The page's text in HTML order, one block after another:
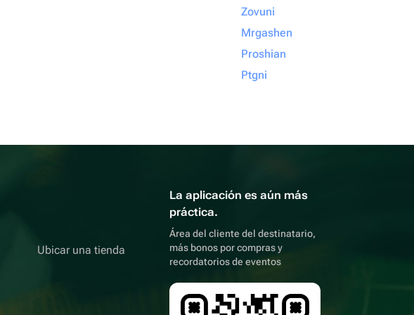
Zovuni
Mrgashen
Proshian
Ptgni
Ubicar una tienda
La aplicación es aún más
práctica.
Área del cliente del destinatario,
más bonos por compras y
recordatorios de eventos